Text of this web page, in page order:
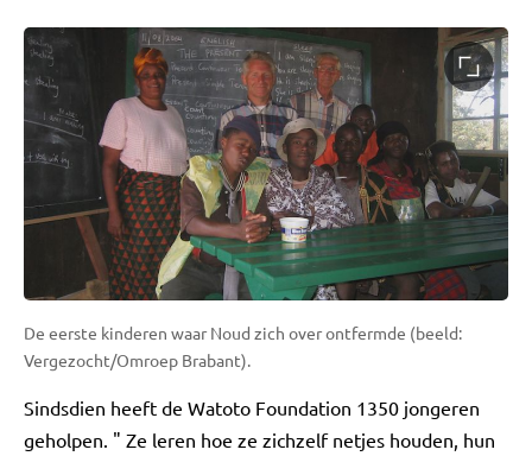
De eerste kinderen waar Noud zich over ontfermde (beeld:
Vergezocht/Omroep Brabant).
Sindsdien heeft de Watoto Foundation 1350 jongeren
geholpen. " Ze leren hoe ze zichzelf netjes houden, hun